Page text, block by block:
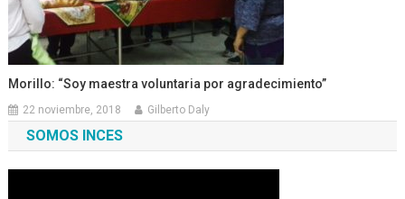
Morillo: “Soy maestra voluntaria por agradecimiento”
22 noviembre, 2018 Gilberto Daly
SOMOS INCES